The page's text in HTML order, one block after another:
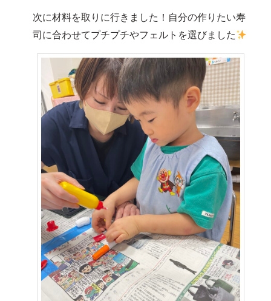
次に材料を取りに行きました！自分の作りたい寿
司に合わせてプチプチやフェルトを選びました